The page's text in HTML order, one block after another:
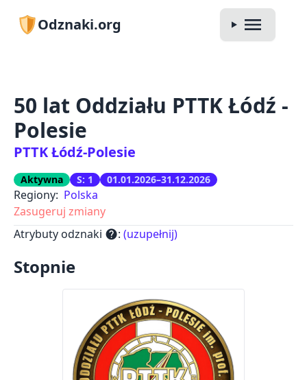
Odznaki.org
50 lat Oddziału PTTK Łódź -
Polesie
PTTK Łódź-Polesie
Aktywna S: 1 01.01.2026–31.12.2026
Regiony: Polska
Zasugeruj zmiany
Atrybuty odznaki help: (uzupełnij)
Stopnie